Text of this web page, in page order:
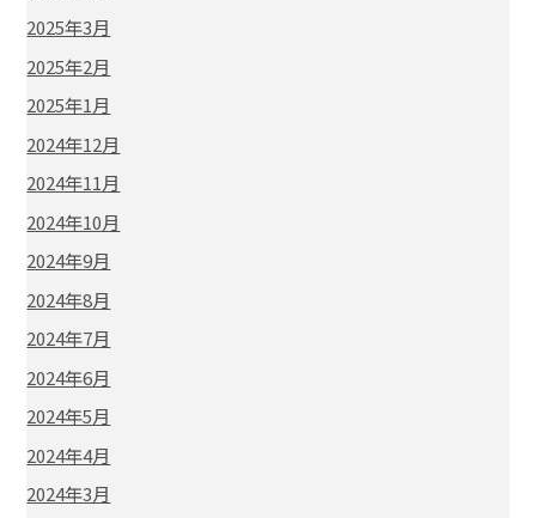
2025年3月
2025年2月
2025年1月
2024年12月
2024年11月
2024年10月
2024年9月
2024年8月
2024年7月
2024年6月
2024年5月
2024年4月
2024年3月